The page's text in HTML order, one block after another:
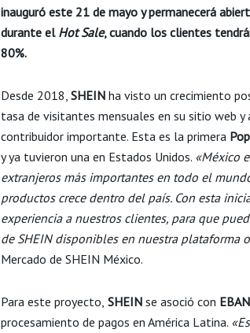
inauguró este 21 de mayo y permanecerá
durante el Hot Sale, cuando los clientes
80%.
Desde 2018, SHEIN ha visto un crecimiento
tasa de visitantes mensuales en su sitio web y
contribuidor importante. Esta es la primera
y ya tuvieron una en Estados Unidos. «México
extranjeros más importantes en todo el
productos crece dentro del país. Con esta
experiencia a nuestros clientes, para que
de SHEIN disponibles en nuestra plataforma
Mercado de SHEIN México.
Para este proyecto, SHEIN se asoció con
procesamiento de pagos en América Latina.